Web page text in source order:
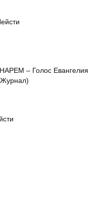
– Голос Евангелия
Журнал)